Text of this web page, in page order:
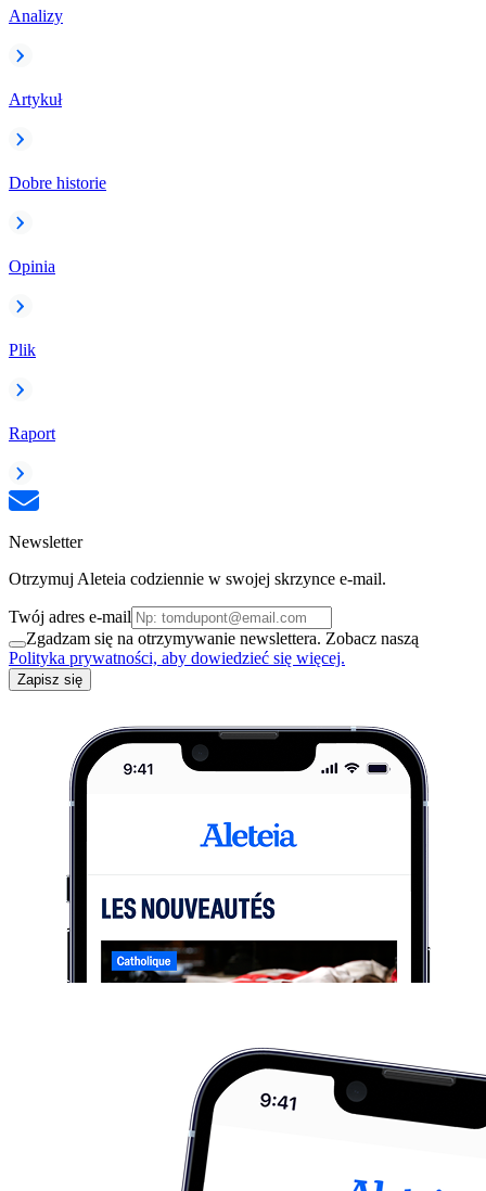
Analizy
Artykuł
Dobre historie
Opinia
Plik
Raport
Newsletter
Otrzymuj Aleteia codziennie w swojej skrzynce e-mail.
Twój adres e-mail
Zgadzam się na otrzymywanie newslettera. Zobacz naszą
Polityka prywatności, aby dowiedzieć się więcej.
Zapisz się